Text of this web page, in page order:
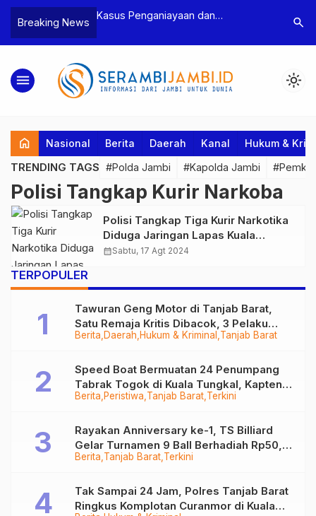
Breaking News
Bea Cukai
Pelaku beserta
dan 146 Gram
Kasus Penganiayaan dan
Tebo Tetapkan Dua Tersangka
Polres
Dua
search
menu light_mode
home Nasional Berita Daerah Kanal Hukum &
TRENDING TAGS #Polda Jambi #Kapolda Jambi
Polisi Tangkap Kurir Narkoba
Polisi Tangkap Tiga Kurir Narkotika
Diduga Jaringan Lapas Kuala
Tungkal
calendar_monthSabtu, 17 Agt 2024
TERPOPULER
Berita Daerah Hukum & Kriminal Tanjab Barat
Tawuran Geng Motor di Tanjab Barat,
Satu Remaja Kritis Dibacok, 3 Pelaku
Ditangkap
Berita Peristiwa Tanjab Barat Terkini
Speed Boat Bermuatan 24 Penumpang
Tabrak Togok di Kuala Tungkal, Kapten
Sempat Hilang
Berita Tanjab Barat Terkini
Rayakan Anniversary ke-1, TS Billiard
Gelar Turnamen 9 Ball Berhadiah Rp50,8
Juta
Tak Sampai 24 Jam, Polres Tanjab Barat
Ringkus Komplotan Curanmor di Kuala